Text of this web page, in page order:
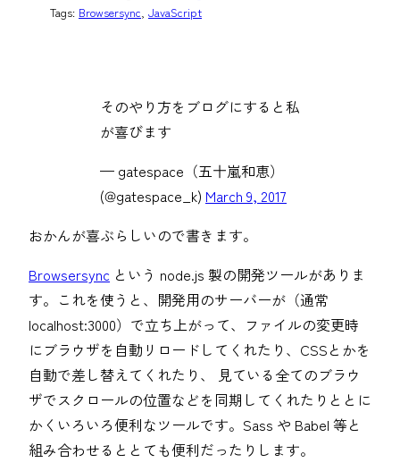
Tags: Browsersync, JavaScript
そのやり方をブログにすると私
が喜びます
— gatespace（五十嵐和恵）
(@gatespace_k) March 9, 2017
おかんが喜ぶらしいので書きます。
Browsersync という node.js 製の開発ツールがありま
す。これを使うと、開発用のサーバーが（通常
localhost:3000）で立ち上がって、ファイルの変更時
にブラウザを自動リロードしてくれたり、CSSとかを
自動で差し替えてくれたり、 見ている全てのブラウ
ザでスクロールの位置などを同期してくれたりととに
かくいろいろ便利なツールです。Sass や Babel 等と
組み合わせるととても便利だったりします。